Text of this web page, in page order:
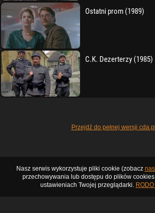
Ostatni prom (1989)
C.K. Dezerterzy (1985)
Przejdź do pełnej wersji cda.pl
Nasz serwis wykorzystuje pliki cookie (zobacz
przechowywania lub dostępu do plików
ustawieniach Twojej przeglądarki.